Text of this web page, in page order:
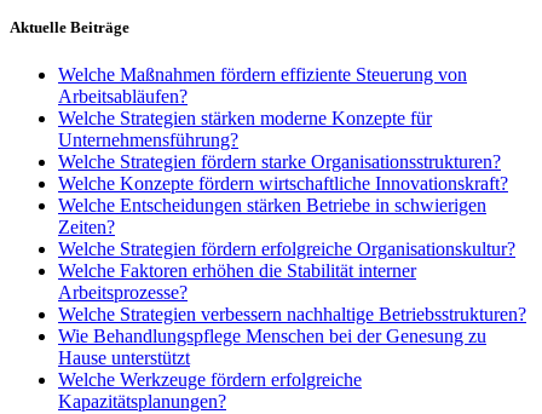
Aktuelle Beiträge
Welche Maßnahmen fördern effiziente Steuerung von
Arbeitsabläufen?
Welche Strategien stärken moderne Konzepte für
Unternehmensführung?
Welche Strategien fördern starke Organisationsstrukturen?
Welche Konzepte fördern wirtschaftliche Innovationskraft?
Welche Entscheidungen stärken Betriebe in schwierigen
Zeiten?
Welche Strategien fördern erfolgreiche Organisationskultur?
Welche Faktoren erhöhen die Stabilität interner
Arbeitsprozesse?
Welche Strategien verbessern nachhaltige Betriebsstrukturen?
Wie Behandlungspflege Menschen bei der Genesung zu
Hause unterstützt
Welche Werkzeuge fördern erfolgreiche
Kapazitätsplanungen?